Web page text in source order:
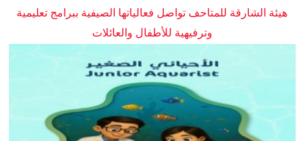
هيئة الشارقة للمتاحف تواصل فعالياتها الصيفية ببرامج تعليمية
وترفيهية للأطفال والعائلات